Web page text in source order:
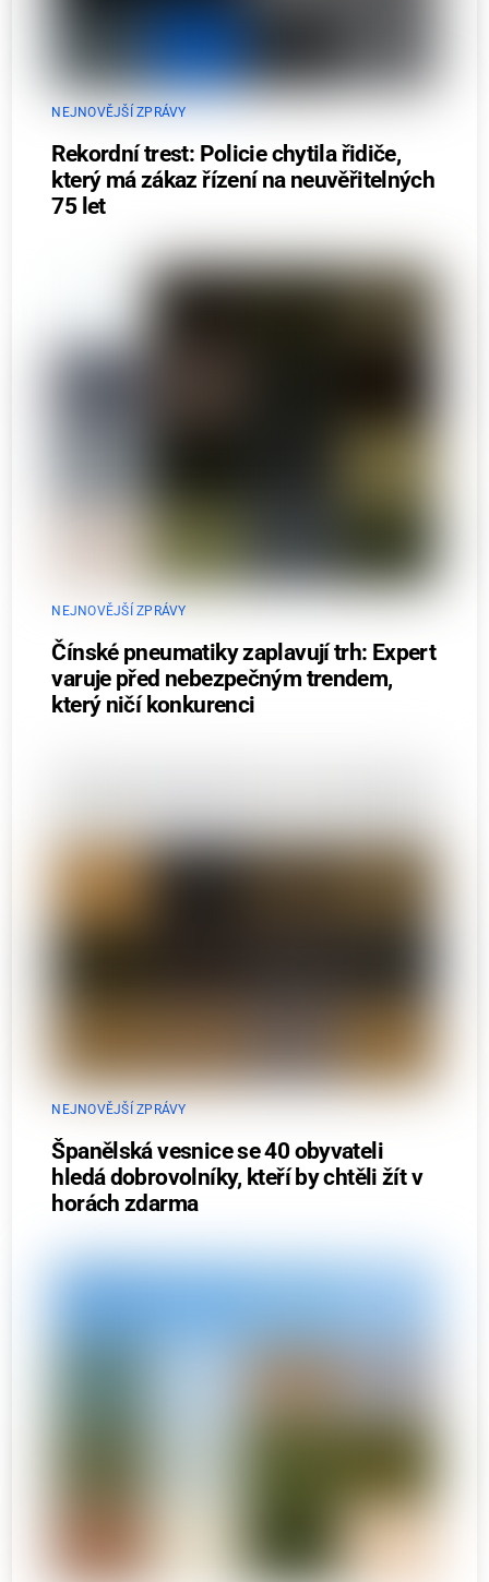
NEJNOVĚJŠÍ ZPRÁVY
Rekordní trest: Policie chytila řidiče,
který má zákaz řízení na neuvěřitelných
75 let
NEJNOVĚJŠÍ ZPRÁVY
Čínské pneumatiky zaplavují trh: Expert
varuje před nebezpečným trendem,
který ničí konkurenci
NEJNOVĚJŠÍ ZPRÁVY
Španělská vesnice se 40 obyvateli
hledá dobrovolníky, kteří by chtěli žít v
horách zdarma